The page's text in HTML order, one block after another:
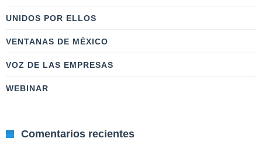
UNIDOS POR ELLOS
VENTANAS DE MÉXICO
VOZ DE LAS EMPRESAS
WEBINAR
Comentarios recientes